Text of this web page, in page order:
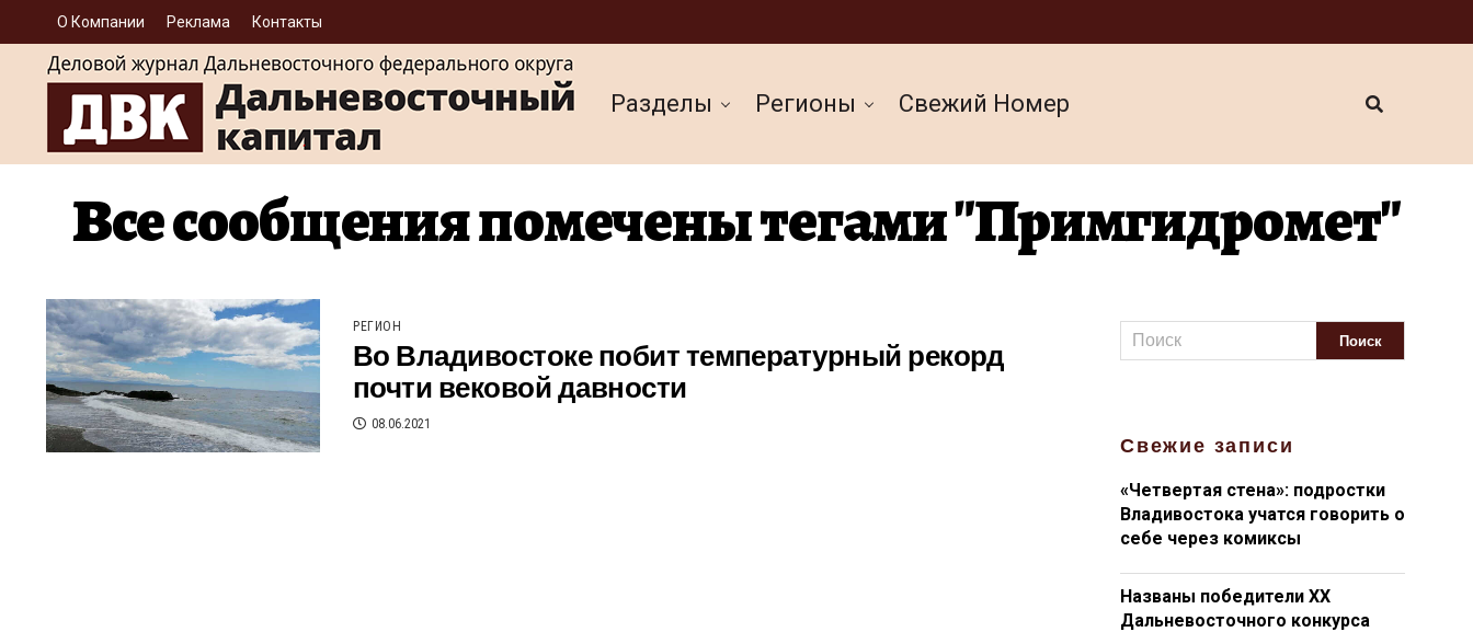
О Компании Реклама Контакты
Разделы Регионы Cвежий Номер
Все сообщения помечены тегами "Примгидромет"
РЕГИОН
Во Владивостоке побит температурный рекорд
почти вековой давности
08.06.2021
Свежие записи
«Четвертая стена»: подростки
Владивостока учатся говорить о
себе через комиксы
Названы победители XX
Дальневосточного конкурса